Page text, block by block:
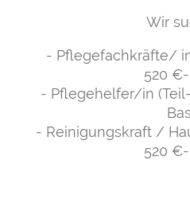
Wir
- Pflegefachkräfte/
520
- Pflegehelfer/in
- Reinigungskraft /
520